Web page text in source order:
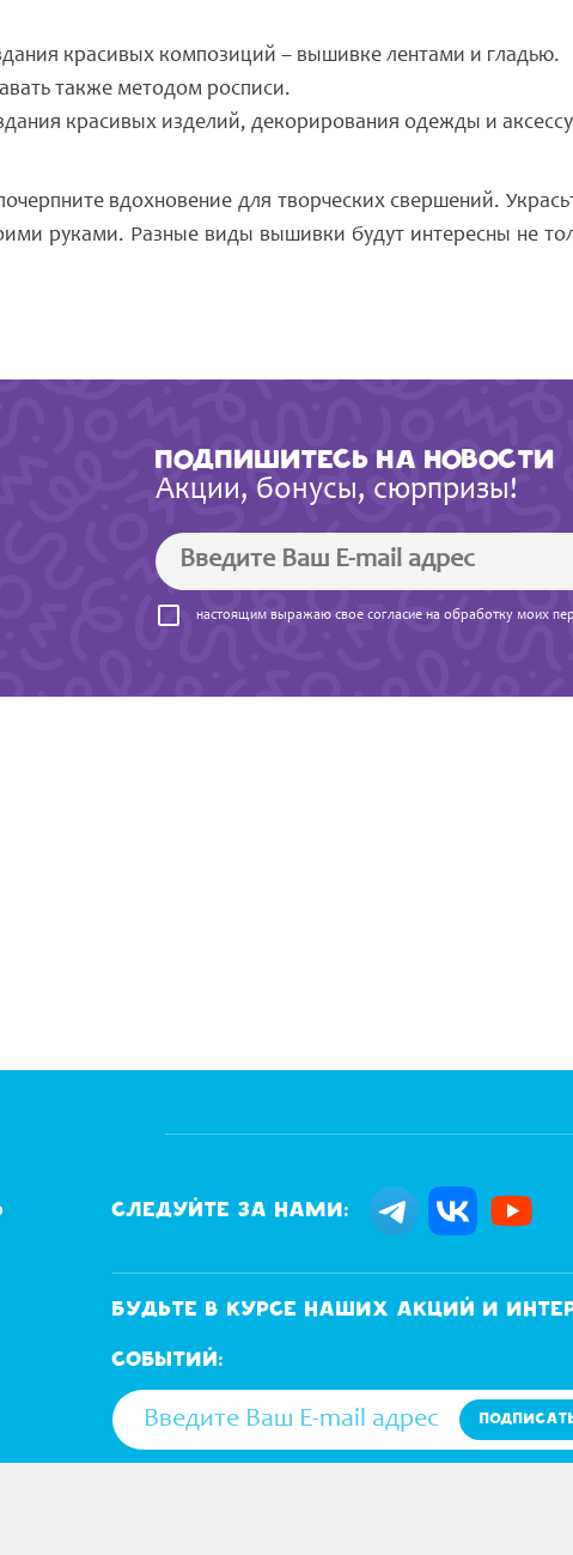
красивых композиций – вышивке лентами и гладью.
также методом росписи.
красивых изделий, декорирования одежды и
вдохновение для творческих свершений.
руками. Разные виды вышивки будут интересны не
Подпишитесь на новости
Акции, бонусы, сюрпризы!
настоящим выражаю свое согласие на обработку моих
Следуйте за нами:
Будьте в курсе наших акций и
событий: